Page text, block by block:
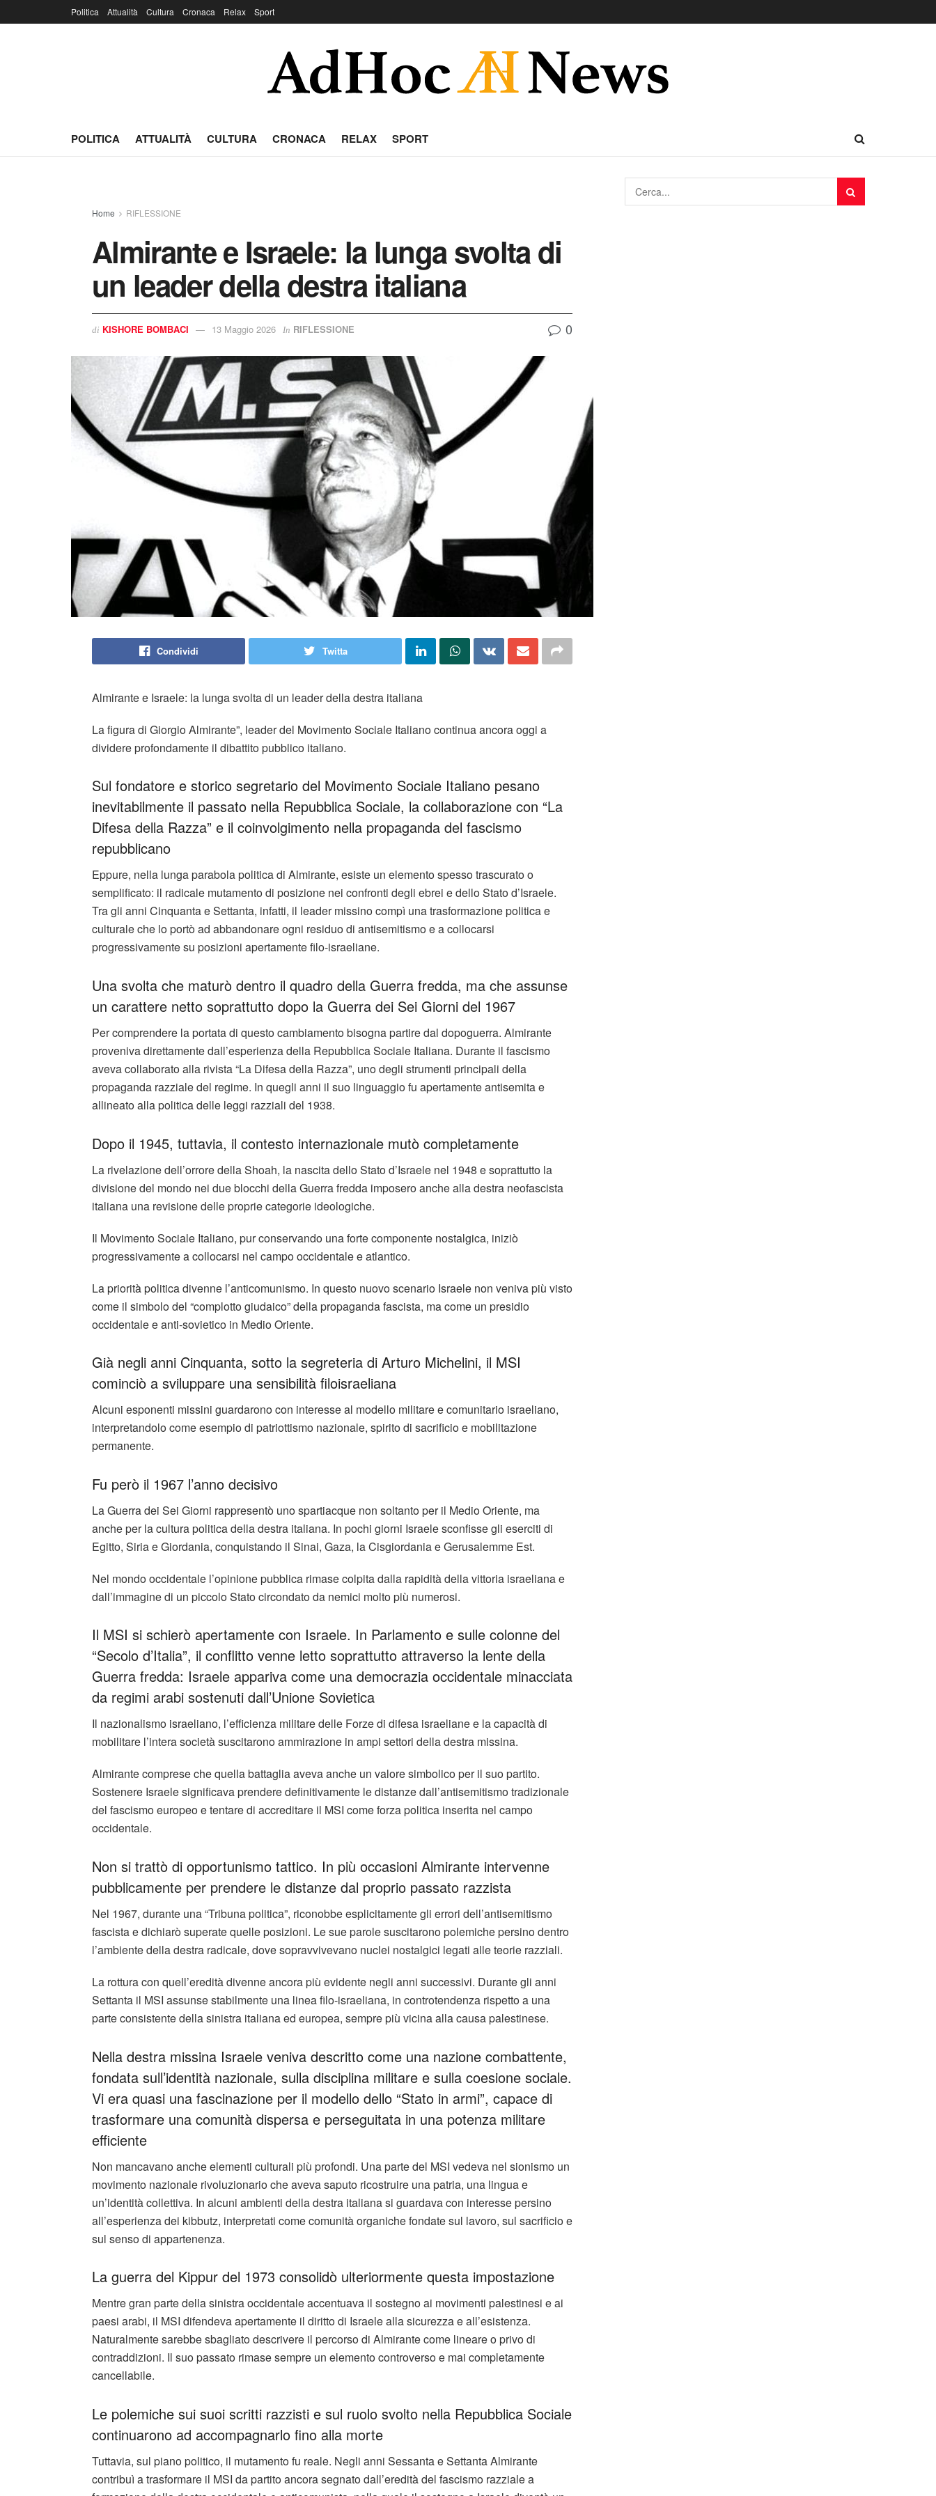
Politica Attualità Cultura Cronaca Relax Sport
POLITICA ATTUALITÀ CULTURA CRONACA RELAX SPORT
Home RIFLESSIONE
Almirante e Israele: la lunga svolta di
un leader della destra italiana
di KISHORE BOMBACI 13 Maggio 2026 In RIFLESSIONE 0
Condividi Twitta
Almirante e Israele: la lunga svolta di un leader della destra italiana
La figura di Giorgio Almirante”, leader del Movimento Sociale Italiano continua ancora oggi a
dividere profondamente il dibattito pubblico italiano.
Sul fondatore e storico segretario del Movimento Sociale Italiano pesano
inevitabilmente il passato nella Repubblica Sociale, la collaborazione con “La
Difesa della Razza” e il coinvolgimento nella propaganda del fascismo
repubblicano
Eppure, nella lunga parabola politica di Almirante, esiste un elemento spesso trascurato o
semplificato: il radicale mutamento di posizione nei confronti degli ebrei e dello Stato d’Israele.
Tra gli anni Cinquanta e Settanta, infatti, il leader missino compì una trasformazione politica e
culturale che lo portò ad abbandonare ogni residuo di antisemitismo e a collocarsi
progressivamente su posizioni apertamente filo-israeliane.
Una svolta che maturò dentro il quadro della Guerra fredda, ma che assunse
un carattere netto soprattutto dopo la Guerra dei Sei Giorni del 1967
Per comprendere la portata di questo cambiamento bisogna partire dal dopoguerra. Almirante
proveniva direttamente dall’esperienza della Repubblica Sociale Italiana. Durante il fascismo
aveva collaborato alla rivista “La Difesa della Razza”, uno degli strumenti principali della
propaganda razziale del regime. In quegli anni il suo linguaggio fu apertamente antisemita e
allineato alla politica delle leggi razziali del 1938.
Dopo il 1945, tuttavia, il contesto internazionale mutò completamente
La rivelazione dell’orrore della Shoah, la nascita dello Stato d’Israele nel 1948 e soprattutto la
divisione del mondo nei due blocchi della Guerra fredda imposero anche alla destra neofascista
italiana una revisione delle proprie categorie ideologiche.
Il Movimento Sociale Italiano, pur conservando una forte componente nostalgica, iniziò
progressivamente a collocarsi nel campo occidentale e atlantico.
La priorità politica divenne l’anticomunismo. In questo nuovo scenario Israele non veniva più visto
come il simbolo del “complotto giudaico” della propaganda fascista, ma come un presidio
occidentale e anti-sovietico in Medio Oriente.
Già negli anni Cinquanta, sotto la segreteria di Arturo Michelini, il MSI
cominciò a sviluppare una sensibilità filoisraeliana
Alcuni esponenti missini guardarono con interesse al modello militare e comunitario israeliano,
interpretandolo come esempio di patriottismo nazionale, spirito di sacrificio e mobilitazione
permanente.
Fu però il 1967 l’anno decisivo
La Guerra dei Sei Giorni rappresentò uno spartiacque non soltanto per il Medio Oriente, ma
anche per la cultura politica della destra italiana. In pochi giorni Israele sconfisse gli eserciti di
Egitto, Siria e Giordania, conquistando il Sinai, Gaza, la Cisgiordania e Gerusalemme Est.
Nel mondo occidentale l’opinione pubblica rimase colpita dalla rapidità della vittoria israeliana e
dall’immagine di un piccolo Stato circondato da nemici molto più numerosi.
Il MSI si schierò apertamente con Israele. In Parlamento e sulle colonne del
“Secolo d’Italia”, il conflitto venne letto soprattutto attraverso la lente della
Guerra fredda: Israele appariva come una democrazia occidentale minacciata
da regimi arabi sostenuti dall’Unione Sovietica
Il nazionalismo israeliano, l’efficienza militare delle Forze di difesa israeliane e la capacità di
mobilitare l’intera società suscitarono ammirazione in ampi settori della destra missina.
Almirante comprese che quella battaglia aveva anche un valore simbolico per il suo partito.
Sostenere Israele significava prendere definitivamente le distanze dall’antisemitismo tradizionale
del fascismo europeo e tentare di accreditare il MSI come forza politica inserita nel campo
occidentale.
Non si trattò di opportunismo tattico. In più occasioni Almirante intervenne
pubblicamente per prendere le distanze dal proprio passato razzista
Nel 1967, durante una “Tribuna politica”, riconobbe esplicitamente gli errori dell’antisemitismo
fascista e dichiarò superate quelle posizioni. Le sue parole suscitarono polemiche persino dentro
l’ambiente della destra radicale, dove sopravvivevano nuclei nostalgici legati alle teorie razziali.
La rottura con quell’eredità divenne ancora più evidente negli anni successivi. Durante gli anni
Settanta il MSI assunse stabilmente una linea filo-israeliana, in controtendenza rispetto a una
parte consistente della sinistra italiana ed europea, sempre più vicina alla causa palestinese.
Nella destra missina Israele veniva descritto come una nazione combattente,
fondata sull’identità nazionale, sulla disciplina militare e sulla coesione sociale.
Vi era quasi una fascinazione per il modello dello “Stato in armi”, capace di
trasformare una comunità dispersa e perseguitata in una potenza militare
efficiente
Non mancavano anche elementi culturali più profondi. Una parte del MSI vedeva nel sionismo un
movimento nazionale rivoluzionario che aveva saputo ricostruire una patria, una lingua e
un’identità collettiva. In alcuni ambienti della destra italiana si guardava con interesse persino
all’esperienza dei kibbutz, interpretati come comunità organiche fondate sul lavoro, sul sacrificio e
sul senso di appartenenza.
La guerra del Kippur del 1973 consolidò ulteriormente questa impostazione
Mentre gran parte della sinistra occidentale accentuava il sostegno ai movimenti palestinesi e ai
paesi arabi, il MSI difendeva apertamente il diritto di Israele alla sicurezza e all’esistenza.
Naturalmente sarebbe sbagliato descrivere il percorso di Almirante come lineare o privo di
contraddizioni. Il suo passato rimase sempre un elemento controverso e mai completamente
cancellabile.
Le polemiche sui suoi scritti razzisti e sul ruolo svolto nella Repubblica Sociale
continuarono ad accompagnarlo fino alla morte
Tuttavia, sul piano politico, il mutamento fu reale. Negli anni Sessanta e Settanta Almirante
contribuì a trasformare il MSI da partito ancora segnato dall’eredità del fascismo razziale a